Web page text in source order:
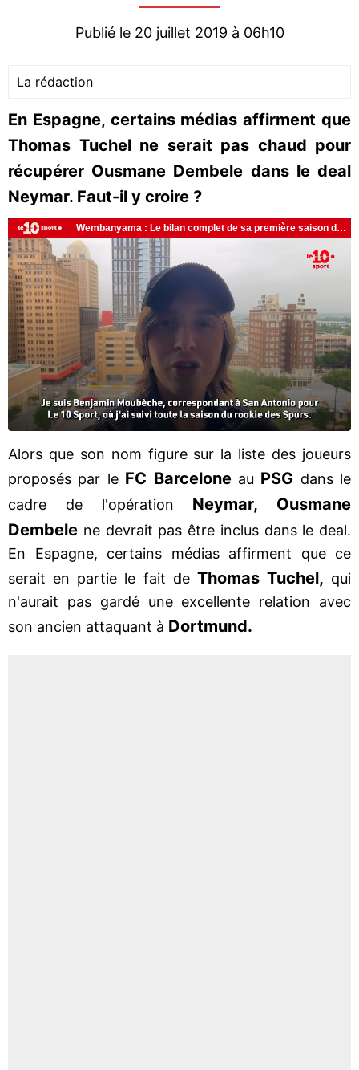
Publié le 20 juillet 2019 à 06h10
La rédaction
En Espagne, certains médias affirment que
Thomas Tuchel ne serait pas chaud pour
récupérer Ousmane Dembele dans le deal
Neymar. Faut-il y croire ?
Alors que son nom figure sur la liste des joueurs
proposés par leFC Barceloneau PSG dans le
cadre de l'opération Neymar, Ousmane
Dembele ne devrait pas être inclus dans le deal.
En Espagne, certains médias affirment que ce
serait en partie le fait de Thomas Tuchel, qui
n'aurait pas gardé une excellente relation avec
son ancien attaquant à Dortmund.